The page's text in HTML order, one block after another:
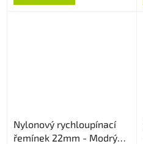
Nylonový rychloupínací
řemínek 22mm - Modrý